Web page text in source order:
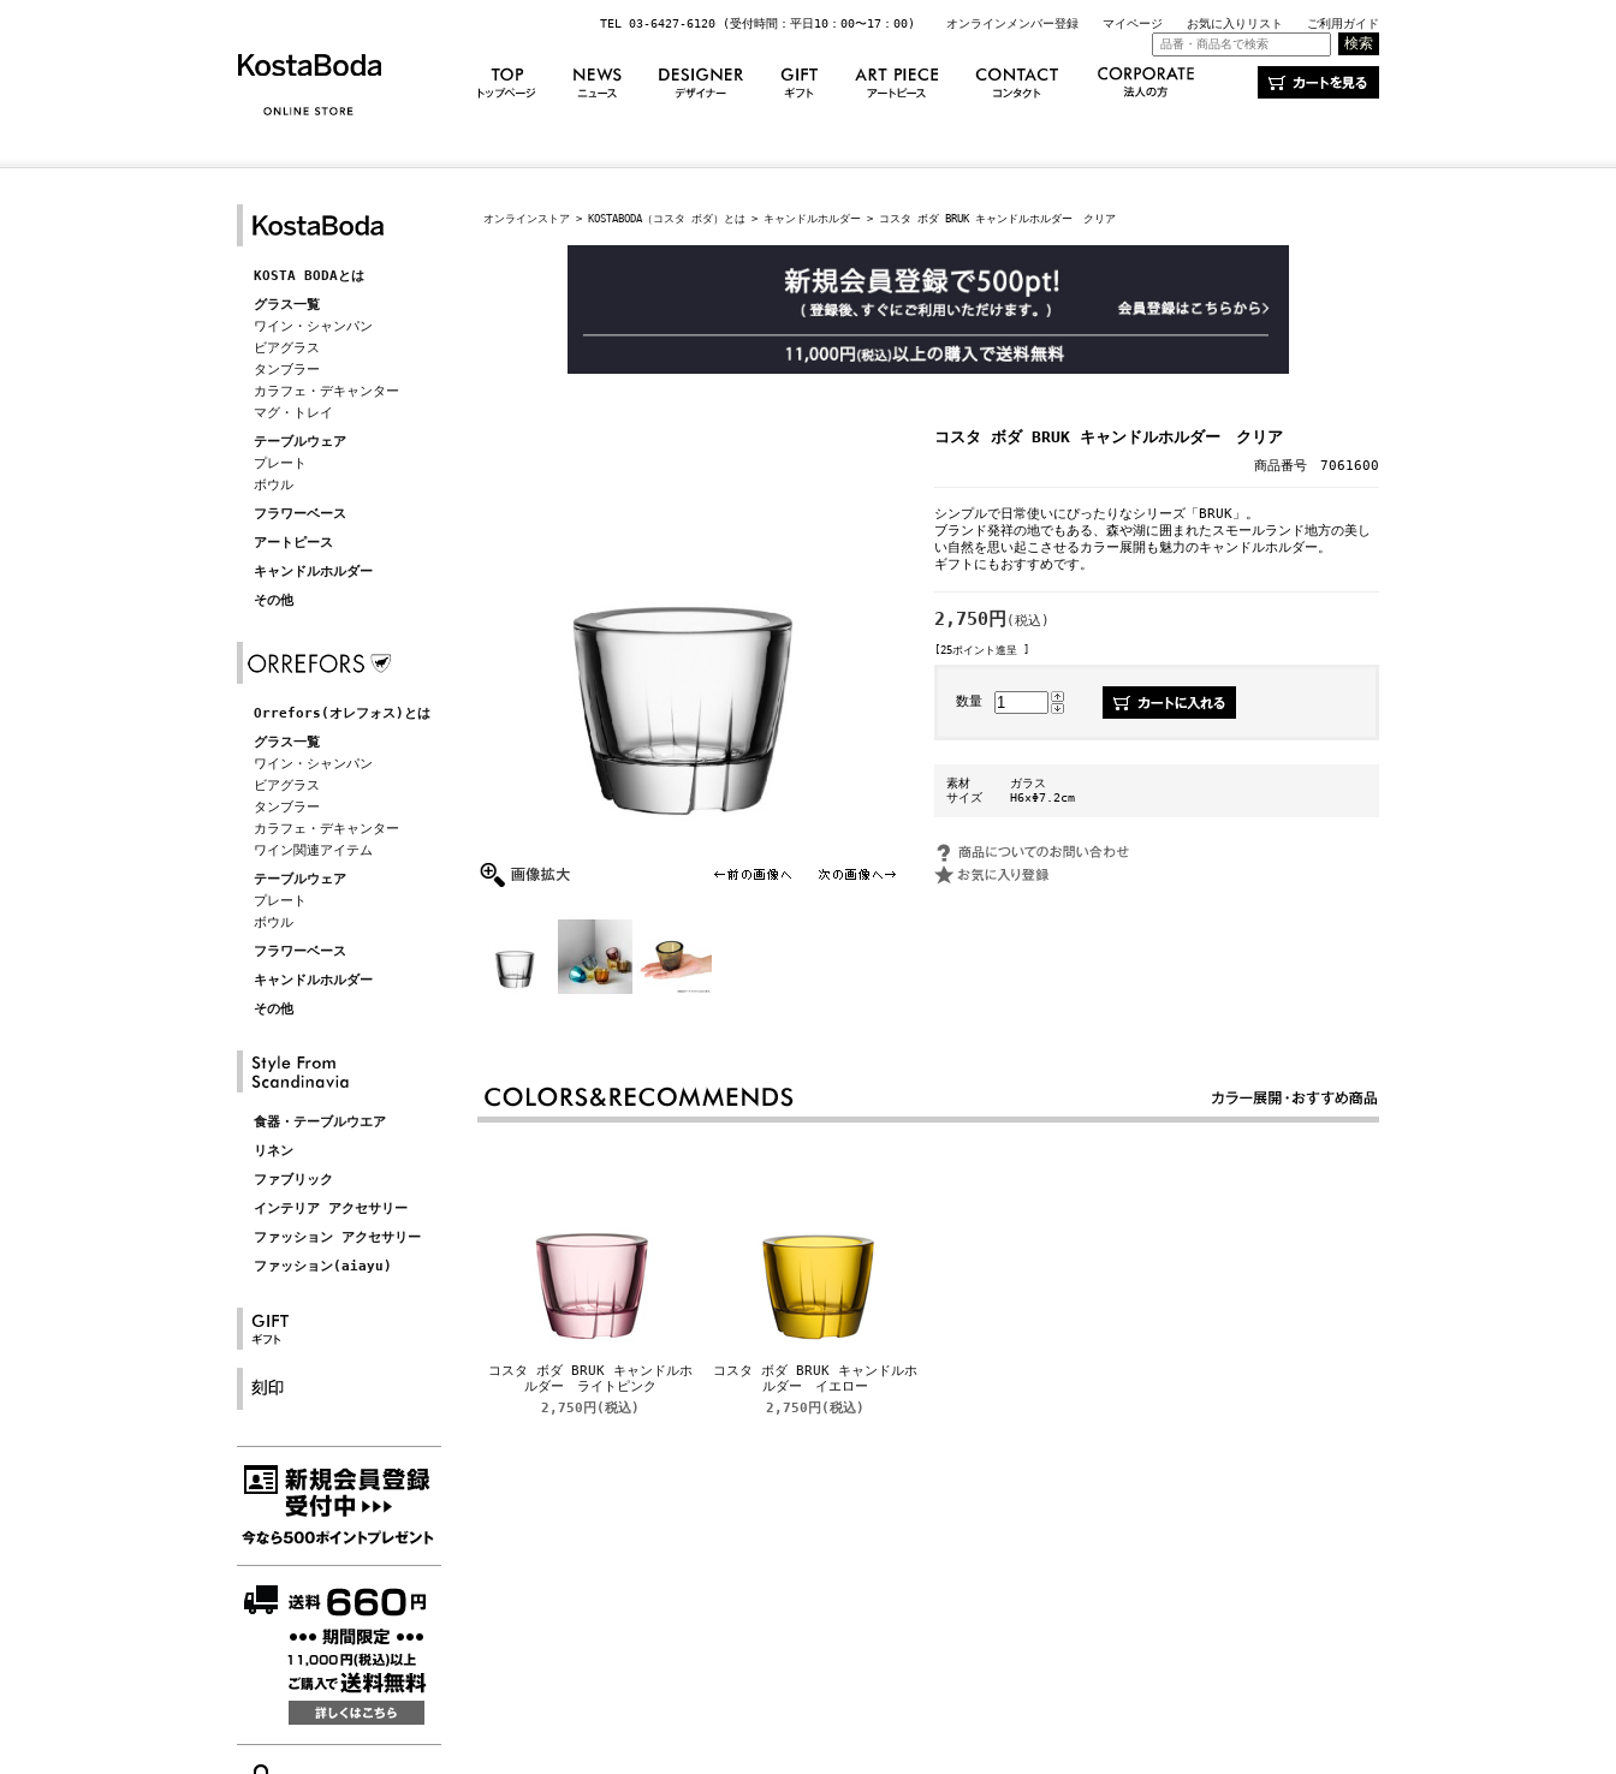
TEL 03-6427-6120 (受付時間：平日10：00〜17：00) オンラインメンバー登録 マイページ お気に入りリスト ご利用ガイド
KOSTA BODAとは
グラス一覧
ワイン・シャンパン
ビアグラス
タンブラー
カラフェ・デキャンター
マグ・トレイ
テーブルウェア
プレート
ボウル
フラワーベース
アートピース
キャンドルホルダー
その他
Orrefors(オレフォス)とは
グラス一覧
ワイン・シャンパン
ビアグラス
タンブラー
カラフェ・デキャンター
ワイン関連アイテム
テーブルウェア
プレート
ボウル
フラワーベース
キャンドルホルダー
その他
食器・テーブルウエア
リネン
ファブリック
インテリア アクセサリー
ファッション アクセサリー
ファッション(aiayu)
オンラインストア > KOSTABODA（コスタ ボダ）とは > キャンドルホルダー > コスタ ボダ BRUK キャンドルホルダー クリア
コスタ ボダ BRUK キャンドルホルダー クリア
商品番号 7061600
シンプルで日常使いにぴったりなシリーズ「BRUK」。
ブランド発祥の地でもある、森や湖に囲まれたスモールランド地方の美し
い自然を思い起こさせるカラー展開も魅力のキャンドルホルダー。
ギフトにもおすすめです。
2,750円 (税込)
[25ポイント進呈 ]
数量
素材
ガラス
サイズ
H6×Φ7.2cm
コスタ ボダ BRUK キャンドルホ
ルダー ライトピンク
2,750円 (税込)
コスタ ボダ BRUK キャンドルホ
ルダー イエロー
2,750円 (税込)